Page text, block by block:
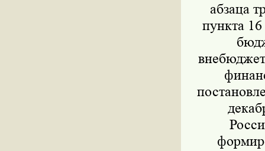
абзаца
пункта